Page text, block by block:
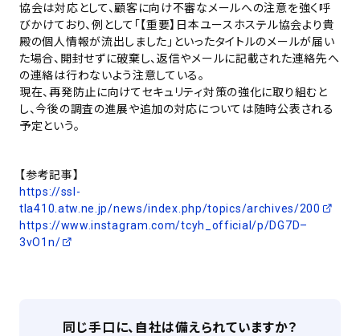
協会は対応として、顧客に向け不審なメールへの注意を強く呼
びかけており、例として「【重要】日本ユースホステル協会より貴
殿の個人情報が流出しました」といったタイトルのメールが届い
た場合、開封せずに破棄し、返信やメールに記載された連絡先へ
の連絡は行わないよう注意している。
現在、再発防止に向けてセキュリティ対策の強化に取り組むと
し、今後の調査の進展や追加の対応については随時公表される
予定という。
【参考記事】
https://ssl-
tla410.atw.ne.jp/news/index.php/topics/archives/200
https://www.instagram.com/tcyh_official/p/DG7D–
3vO1n/
同じ手口に、自社は備えられていますか？